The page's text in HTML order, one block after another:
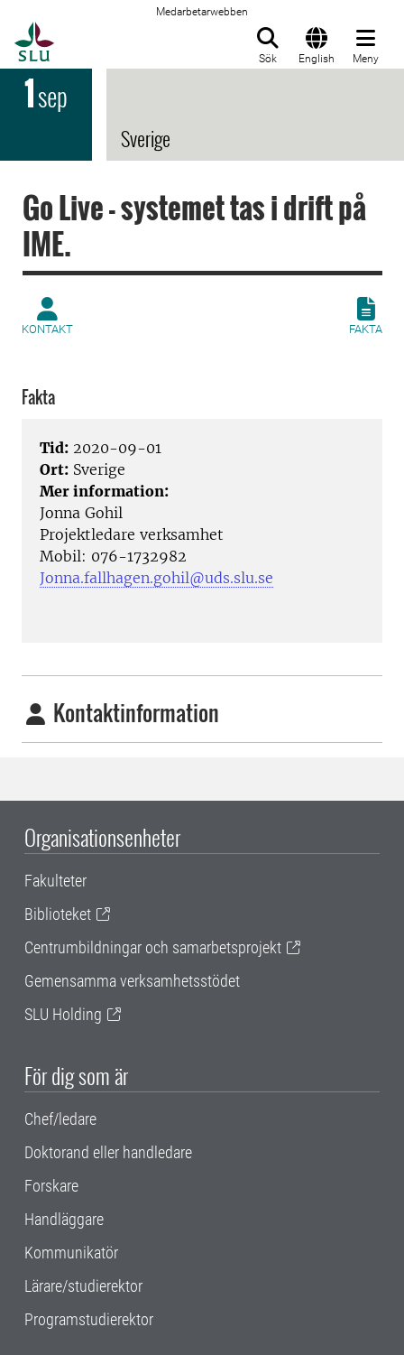
Medarbetarwebben
Sök English Meny
1sep
Sverige
Go Live - systemet tas i drift på
IME.
KONTAKT FAKTA
Fakta
Tid: 2020-09-01
Ort: Sverige
Mer information:
Jonna Gohil
Projektledare verksamhet
Mobil: 076-1732982
Jonna.fallhagen.gohil@uds.slu.se
Kontaktinformation
Organisationsenheter
Fakulteter
Biblioteket
Centrumbildningar och samarbetsprojekt
Gemensamma verksamhetsstödet
SLU Holding
För dig som är
Chef/ledare
Doktorand eller handledare
Forskare
Handläggare
Kommunikatör
Lärare/studierektor
Programstudierektor